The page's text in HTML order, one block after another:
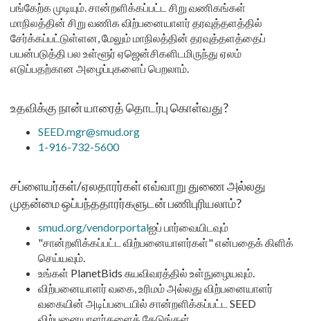
பங்கேற்க முடியும். சான்றளிக்கப்பட்ட சிறு வணிகங்கள்
மாநிலத்தின் சிறு வணிக விற்பனையாளர் தரவுத்தளத்தில்
சேர்க்கப்பட்டுள்ளன, மேலும் மாநிலத்தின் தரவுத்தளத்தைப்
பயன்படுத்தி பல உள்ளூர் ஏஜென்சிகளிடமிருந்து ஏலம்
எடுப்பதற்கான அழைப்புகளைப் பெறலாம்.
உதவிக்கு நான் யாரைத் தொடர்பு கொள்வது?
SEED.mgr@smud.org
1-916-732-5600
சப்ளையர்கள்/ஏலதாரர்கள் எவ்வாறு துணை அல்லது
முதன்மை ஒப்பந்ததாரர்களுடன் பணிபுரியலாம்?
smud.org/vendorportalஐப் பார்வையிடவும்
"சான்றளிக்கப்பட்ட விற்பனையாளர்கள்" என்பதைக் கிளிக்
செய்யவும்.
உங்கள் PlanetBids சுயவிவரத்தில் உள்நுழையவும்.
விற்பனையாளர் வகை, உரிமம் அல்லது விற்பனையாளர்
வகையின் அடிப்படையில் சான்றளிக்கப்பட்ட SEED